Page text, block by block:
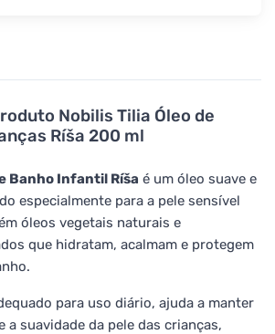
Nobilis Tilia Óleo de
Ríša 200 ml
Banho Infantil Ríša é um óleo suave e
especialmente para a pele sensível
óleos vegetais naturais e
que hidratam, acalmam e protegem
para uso diário, ajuda a manter
a suavidade da pele das crianças,